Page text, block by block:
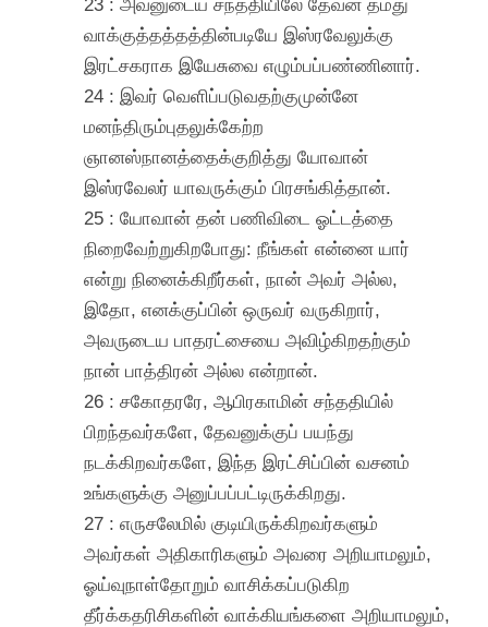
வாக்குத்தத்தத்தின்படியே இஸ்ரவேலுக்கு
இரட்சகராக இயேசுவை எழும்பப்பண்ணினார்.
24 : இவர் வெளிப்படுவதற்குமுன்னே
மனந்திரும்புதலுக்கேற்ற
ஞானஸ்நானத்தைக்குறித்து யோவான்
இஸ்ரவேலர் யாவருக்கும் பிரசங்கித்தான்.
25 : யோவான் தன் பணிவிடை ஓட்டத்தை
நிறைவேற்றுகிறபோது: நீங்கள் என்னை யார்
என்று நினைக்கிறீர்கள், நான் அவர் அல்ல,
இதோ, எனக்குப்பின் ஒருவர் வருகிறார்,
அவருடைய பாதரட்சையை அவிழ்கிறதற்கும்
நான் பாத்திரன் அல்ல என்றான்.
26 : சகோதரரே, ஆபிரகாமின் சந்ததியில்
பிறந்தவர்களே, தேவனுக்குப் பயந்து
நடக்கிறவர்களே, இந்த இரட்சிப்பின் வசனம்
உங்களுக்கு அனுப்பப்பட்டிருக்கிறது.
27 : எருசலேமில் குடியிருக்கிறவர்களும்
அவர்கள் அதிகாரிகளும் அவரை அறியாமலும்,
ஓய்வுநாள்தோறும் வாசிக்கப்படுகிற
தீர்க்கதரிசிகளின் வாக்கியங்களை அறியாமலும்,